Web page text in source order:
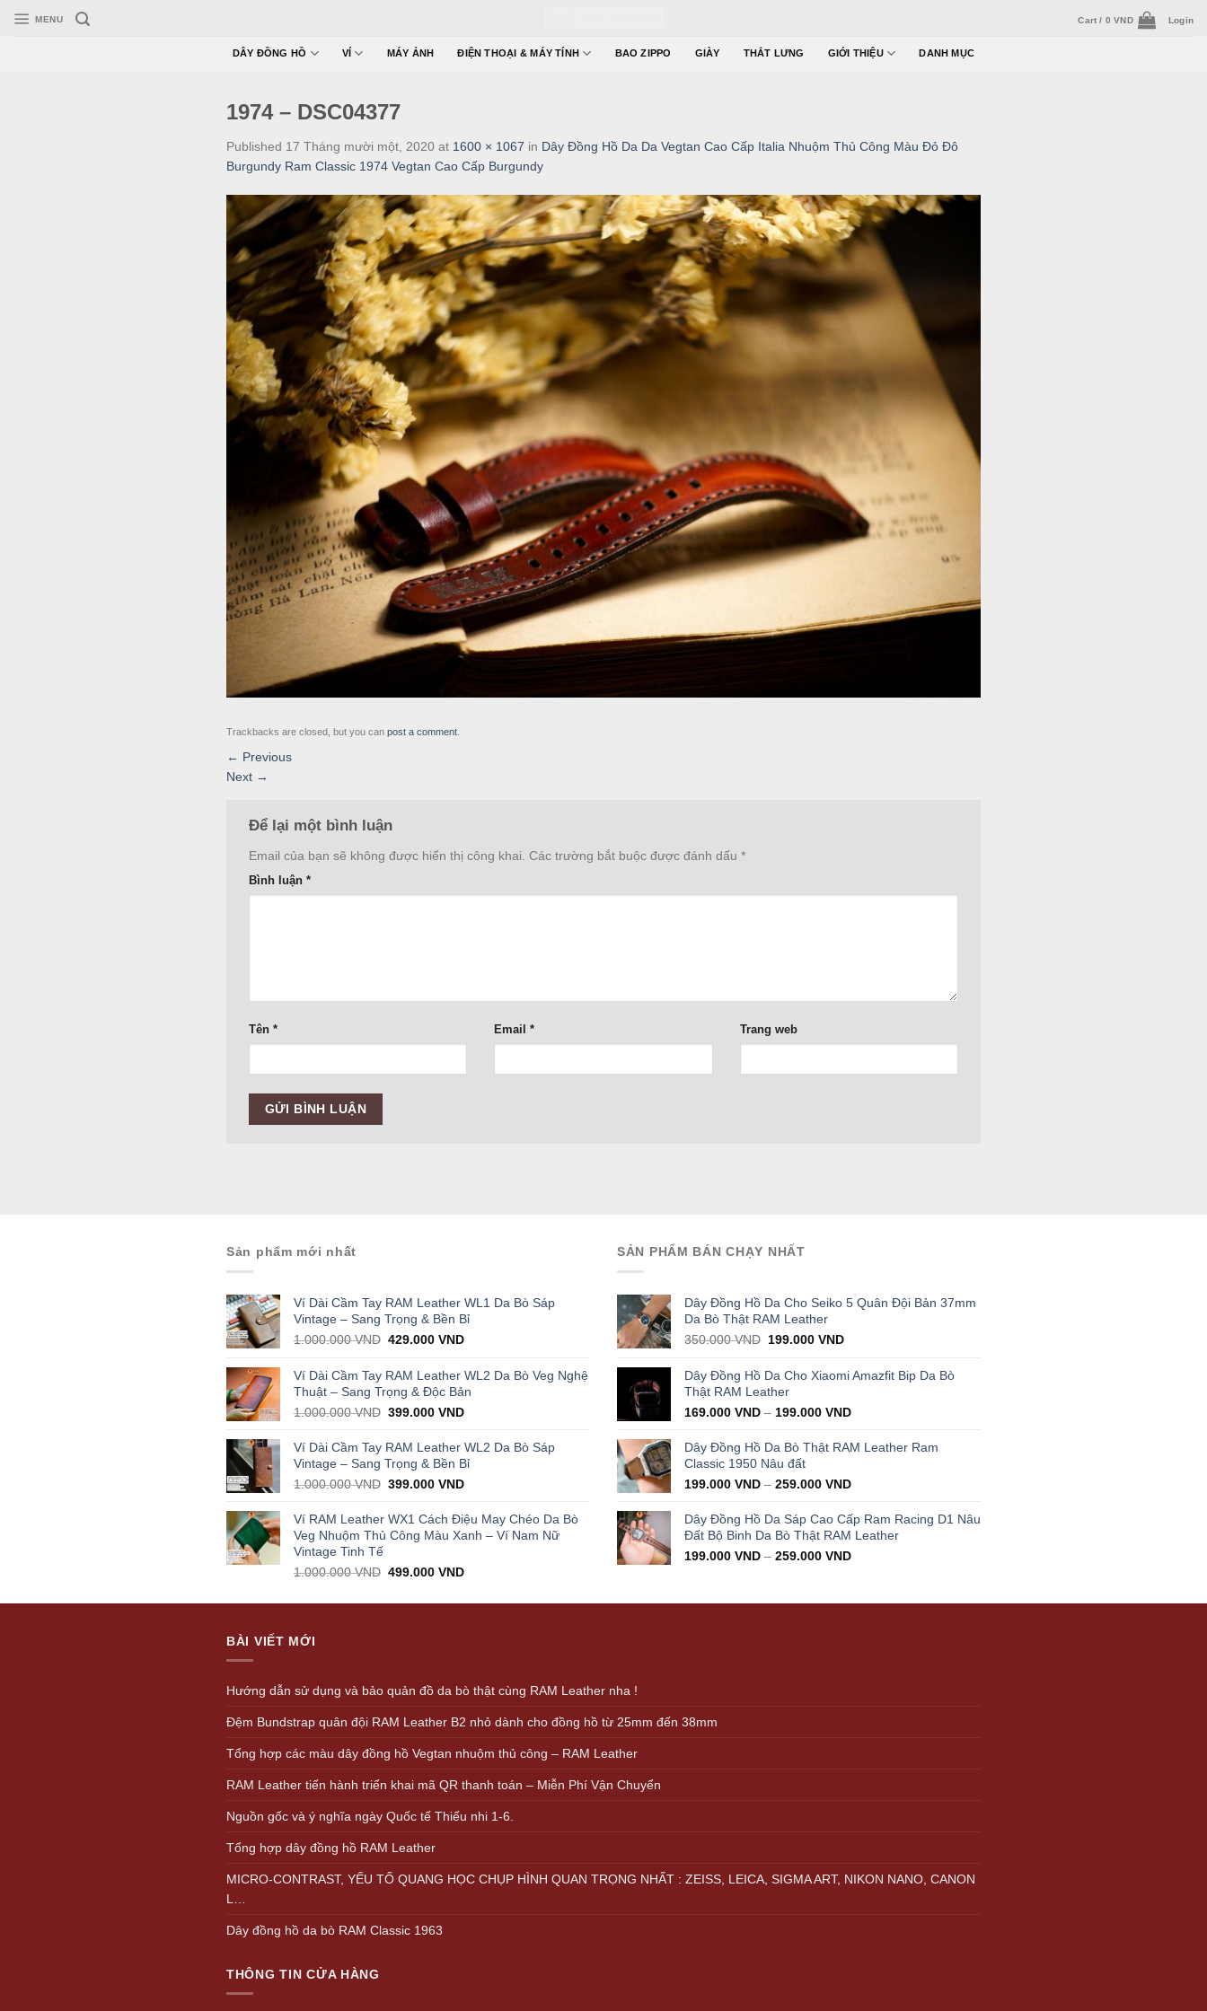
MENU Cart / 0VND Login
DÂY ĐỒNG HỒ VÍ MÁY ẢNH ĐIỆN THOẠI & MÁY TÍNH BAO ZIPPO GIÀY THẮT LƯNG GIỚI THIỆU DANH MỤC
1974 – DSC04377
Published 17 Tháng mười một, 2020 at 1600 × 1067 in Dây Đồng Hồ Da Da Vegtan Cao Cấp Italia Nhuộm Thủ Công Màu Đỏ Đô
Burgundy Ram Classic 1974 Vegtan Cao Cấp Burgundy
Trackbacks are closed, but you can post a comment
← Previous
Next →
Để lại một bình luận
Email của bạn sẽ không được hiển thị công khai. Các trường bắt buộc được đánh dấu *
Bình luận *
Tên * Email* Trang web
Sản phẩm mới nhất
Ví Dài Cầm Tay RAM Leather WL1 Da Bò Sáp
Vintage – Sang Trọng & Bền Bỉ
1.000.000VND Original
was:
1.000.000 VND.
429.000VNDCurrent
is:
429.000 VND.
Ví Dài Cầm Tay RAM Leather WL2 Da Bò Veg Nghệ
Thuật – Sang Trọng & Độc Bản
1.000.000VND Original
was:
1.000.000 VND.
399.000VNDCurrent
is:
399.000 VND.
Ví Dài Cầm Tay RAM Leather WL2 Da Bò Sáp
Vintage – Sang Trọng & Bền Bỉ
1.000.000VND Original
was:
1.000.000 VND.
399.000VNDCurrent
is:
399.000 VND.
Ví RAM Leather WX1 Cách Điệu May Chéo Da Bò
Veg Nhuộm Thủ Công Màu Xanh – Ví Nam Nữ
Vintage Tinh Tế
1.000.000VND Original
was:
499.000VNDCurrent
is:
SẢN PHẨM BÁN CHẠY NHẤT
Dây Đồng Hồ Da Cho Seiko 5 Quân Đội Bản 37mm
Da Bò Thật RAM Leather
350.000VND Original
was:
350.000 VND.
199.000VNDCurrent
is:
199.000 VND.
Dây Đồng Hồ Da Cho Xiaomi Amazfit Bip Da Bò
Thật RAM Leather
169.000 VND – 199.000 VND
Dây Đồng Hồ Da Bò Thật RAM Leather Ram
Classic 1950 Nâu đất
199.000 VND – 259.000 VND
Dây Đồng Hồ Da Sáp Cao Cấp Ram Racing D1 Nâu
Đất Bộ Binh Da Bò Thật RAM Leather
199.000 VND – 259.000 VND
BÀI VIẾT MỚI
Hướng dẫn sử dụng và bảo quản đồ da bò thật cùng RAM Leather nha !
Đệm Bundstrap quân đội RAM Leather B2 nhỏ dành cho đồng hồ từ 25mm đến 38mm
Tổng hợp các màu dây đồng hồ Vegtan nhuộm thủ công – RAM Leather
RAM Leather tiến hành triển khai mã QR thanh toán – Miễn Phí Vận Chuyển
Nguồn gốc và ý nghĩa ngày Quốc tế Thiếu nhi 1-6.
Tổng hợp dây đồng hồ RAM Leather
MICRO-CONTRAST, YẾU TỐ QUANG HỌC CHỤP HÌNH QUAN TRỌNG NHẤT : ZEISS, LEICA, SIGMA ART, NIKON NANO, CANON
L…
Dây đồng hồ da bò RAM Classic 1963
THÔNG TIN CỬA HÀNG